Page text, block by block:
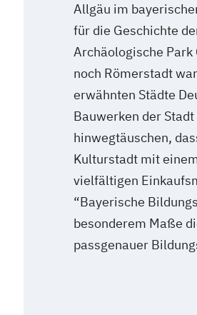
Allgäu im
für die Geschichte
Archäologische
noch Römerstadt
erwähnten Städte
Bauwerken der
hinwegtäuschen,
Kulturstadt mit
vielfältigen
“Bayerische
besonderem Maße
passgenauer